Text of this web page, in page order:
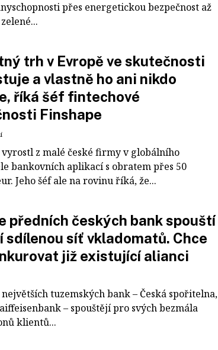
přes energetickou bezpečnost až
trh v Evropě ve skutečnosti
a vlastně ho ani nikdo
říká šéf fintechové
Finshape
vyrostl z malé české firmy v globálního
bankovních aplikací s obratem přes 50
Jeho šéf ale na rovinu říká, že...
předních českých bank spouští
sdílenou síť vkladomatů. Chce
již existující alianci
tuzemských bank – Česká spořitelna,
– spouštějí pro svých bezmála
klientů...